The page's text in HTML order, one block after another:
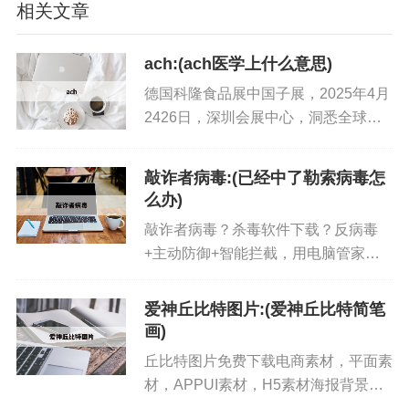
相关文章
ach:(ach医学上什么意思)
德国科隆食品展中国子展，2025年4月
2426日，深圳会展中心，洞悉全球风
提供多元高效贸易交流平台。...
敲诈者病毒:(已经中了勒索病毒怎
么办)
敲诈者病毒？杀毒软件下载？反病毒
+主动防御+智能拦截，用电脑管家安
杀"黑狐"，全国首推黑狐专杀工具。...
爱神丘比特图片:(爱神丘比特简笔
画)
丘比特图片免费下载电商素材，平面素
材，APPUI素材，H5素材海报背景